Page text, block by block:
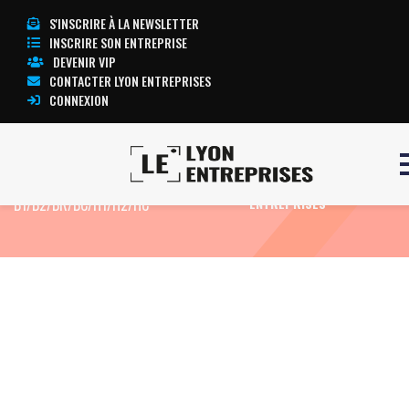
S'INSCRIRE À LA NEWSLETTER
INSCRIRE SON ENTREPRISE
DEVENIR VIP
CONTACTER LYON ENTREPRISES
CONNEXION
Formation Electricien confirmé
B1/B2/BR/BC/H1/H2/HC
TOUTE L’ACTUALITÉ LYON
ENTREPRISES